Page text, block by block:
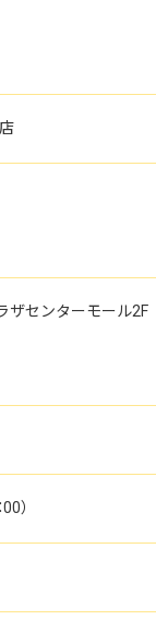
ザセンターモール2F
）